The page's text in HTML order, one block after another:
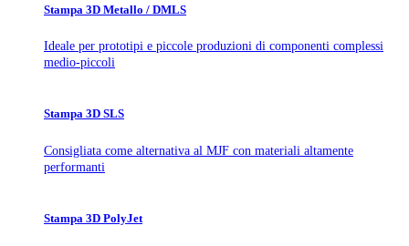
Stampa 3D Metallo / DMLS
Ideale per prototipi e piccole produzioni di componenti complessi
medio-piccoli
Stampa 3D SLS
Consigliata come alternativa al MJF con materiali altamente
performanti
Stampa 3D PolyJet